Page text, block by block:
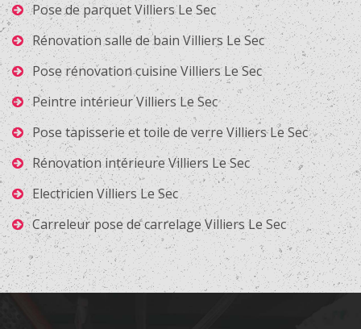
Pose de parquet Villiers Le Sec
Rénovation salle de bain Villiers Le Sec
Pose rénovation cuisine Villiers Le Sec
Peintre intérieur Villiers Le Sec
Pose tapisserie et toile de verre Villiers Le Sec
Rénovation intérieure Villiers Le Sec
Electricien Villiers Le Sec
Carreleur pose de carrelage Villiers Le Sec